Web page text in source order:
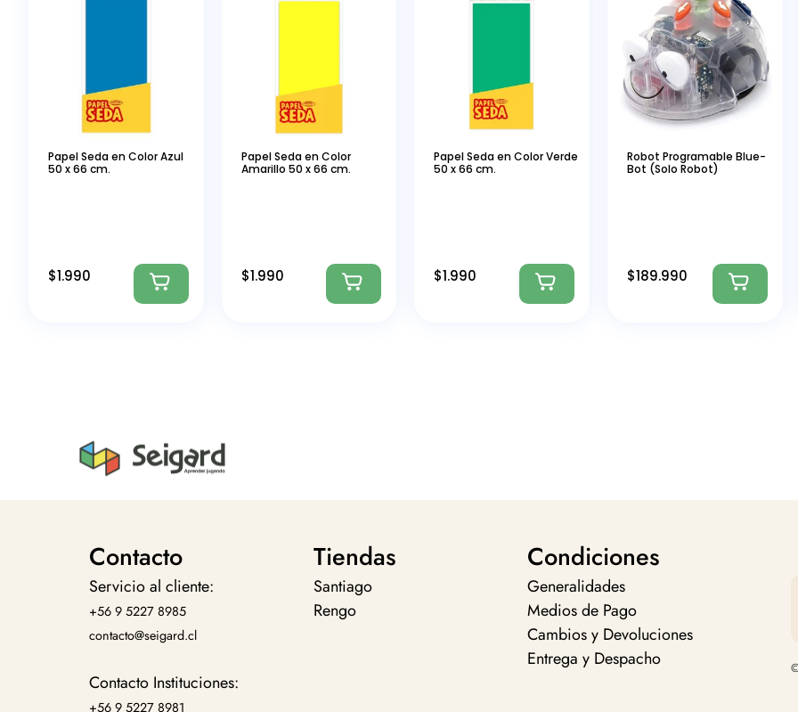
Papel Seda en Color Azul
50 x 66 cm.
$1.990
Papel Seda en Color
Amarillo 50 x 66 cm.
$1.990
Papel Seda en Color Verde
50 x 66 cm.
$1.990
Robot Programable Blue-
Bot (Solo Robot)
$189.990
Contacto
Servicio al cliente:
+56 9 5227 8985
contacto@seigard.cl
Contacto Instituciones:
+56 9 5227 8981
Tiendas
Santiago
Rengo
Condiciones
Generalidades
Medios de Pago
Cambios y Devoluciones
Entrega y Despacho